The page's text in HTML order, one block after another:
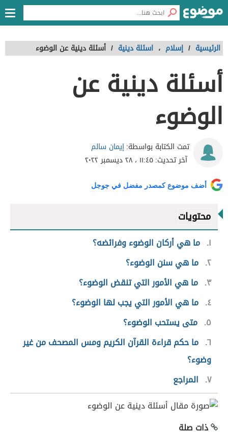
الرئيسية / إسلام ، اسئلة دينية / أسئلة دينية عن الوضوء
أسئلة دينية عن
الوضوء
تمت الكتابة بواسطة:إيمان سالم
آخر تحديث:١١:٤٥ ، ٢٨ ديسمبر ٢٠٢٢
أضف موضوع كمصدر مفضل في جوجل
محتويات
١ ما هي أركان الوضوء وفرائضه؟
٢ ما هي سنن الوضوء؟
٣ ما هي الأمور التي تنقض الوضوء؟
٤ ما هي الأمور التي يجب لها الوضوء؟
٥ متى يستحب الوضوء؟
٦ ما حكم قراءة القرآن الكريم ومس المصحف من غير
وضوء؟
٧ المراجع
ذات صلة